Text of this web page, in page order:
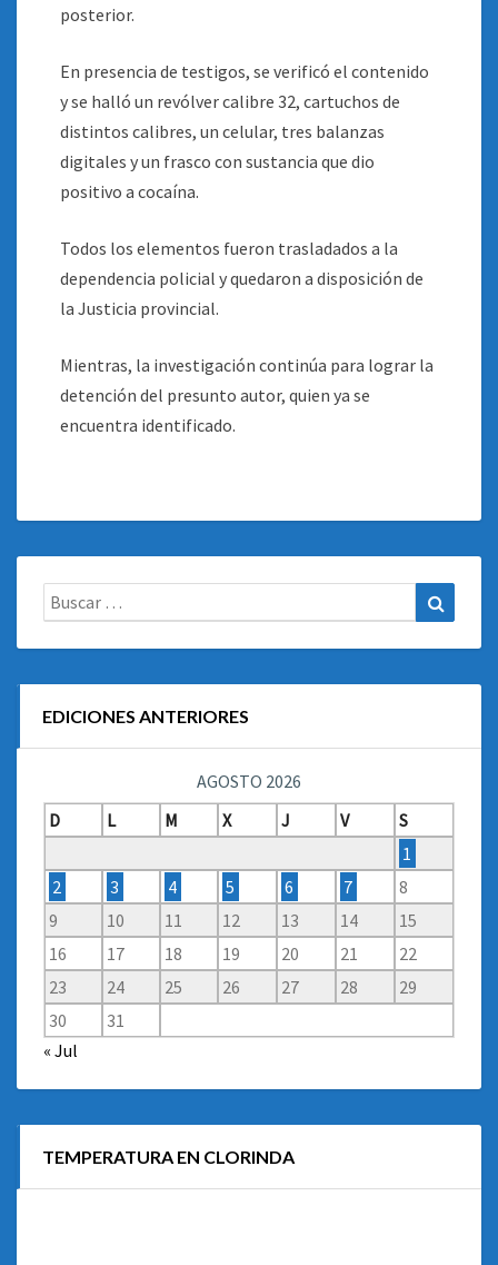
posterior.
En presencia de testigos, se verificó el contenido
y se halló un revólver calibre 32, cartuchos de
distintos calibres, un celular, tres balanzas
digitales y un frasco con sustancia que dio
positivo a cocaína.
Todos los elementos fueron trasladados a la
dependencia policial y quedaron a disposición de
la Justicia provincial.
Mientras, la investigación continúa para lograr la
detención del presunto autor, quien ya se
encuentra identificado.
Buscar:
EDICIONES ANTERIORES
AGOSTO 2026
D
L M X J V
S
1
2
3 4 5 6 7
8
9
10 11 12 13 14
15
16
17 18 19 20 21
22
23
24 25 26 27 28
29
30
31
« Jul
TEMPERATURA EN CLORINDA